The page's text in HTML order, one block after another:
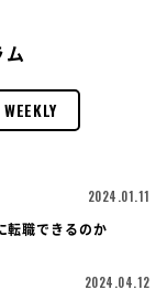
ム
WEEKLY
2024.01.11
転職できるのか
2024.04.12